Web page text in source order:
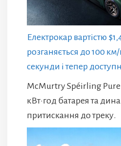
Електрокар вартістю
розганяється до 100 км/
секунди і тепер
McMurtry Spéirling Pure:
кВт·год батарея та
притискання до треку.